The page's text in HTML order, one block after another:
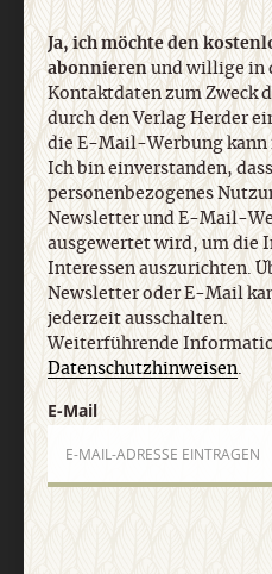
Nach
Ja, ich möchte den
abonnierenund willige in
Kontaktdaten zum Zweck
durch den Verlag Herder
die E-Mail-Werbung kann
Ich bin einverstanden,
personenbezogenes
Newsletter und E-Mail-
ausgewertet wird, um die
Interessen auszurichten.
Newsletter oder E-Mail
jederzeit ausschalten.
Weiterführende
Datenschutzhinweisen.
E-Mail